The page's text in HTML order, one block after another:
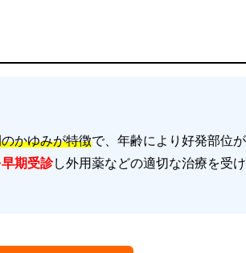
かゆみが特徴で、年齢により好発部位が
期受診し外用薬などの適切な治療を受